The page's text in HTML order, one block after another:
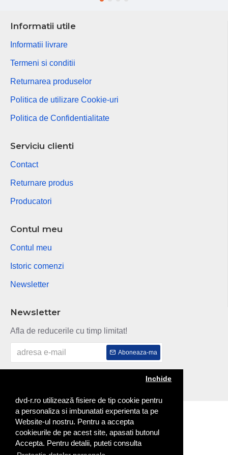
dvd-r.ro utilizează fisiere de tip cookie pentru
a personaliza si imbunatati experienta ta pe
Website-ul nostru. Pentru a accepta
cookieurile de pe acest site, apasati butonul
Accepta. Pentru detalii, puteti consulta
Inchide
Informatii utile
Informatii livrare
Termeni si conditii
Returnarea produselor
Politica de utilizare Cookie-uri
Politica de Confidentialitate
Serviciu clienti
Contact
Returnare produs
Producatori
Contul meu
Contul meu
Istoric comenzi
Newsletter
Newsletter
Afla de reducerile cu timp limitat!
Aboneaza-ma
Copyright © 2014